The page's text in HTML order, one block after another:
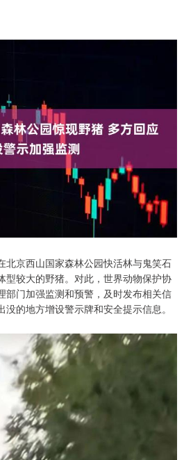
北京西山国家森林公园快活林与鬼笑石
型较大的野猪。对此，世界动物保护协
部门加强监测和预警，及时发布相关信
的地方增设警示牌和安全提示信息。